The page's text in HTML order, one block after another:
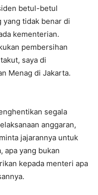
betul-betul
yang tidak benar di
kementerian.
pembersihan
saya di
Menag di Jakarta.
segala
anggaran,
jajarannya untuk
apa yang bukan
kepada menteri apa